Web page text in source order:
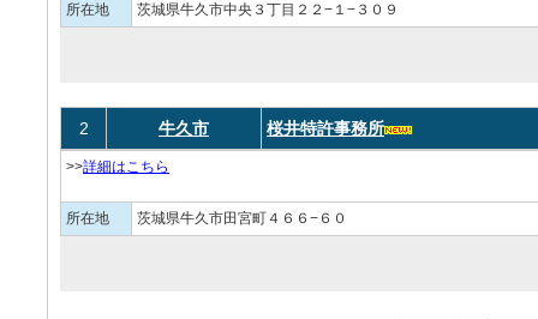
所在地 茨城県牛久市中央３丁目２２−１−３０９
2 牛久市 桜井特許事務所
>>詳細はこちら
所在地 茨城県牛久市田宮町４６６−６０